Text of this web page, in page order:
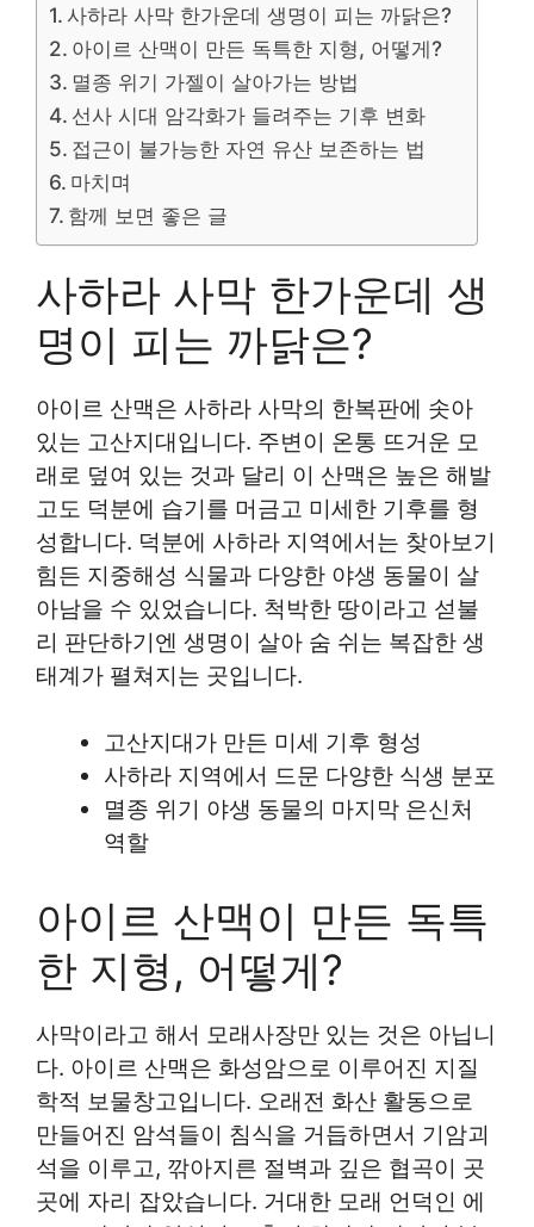
사하라 사막 한가운데 생명이 피는 까닭은?
아이르 산맥이 만든 독특한 지형, 어떻게?
멸종 위기 가젤이 살아가는 방법
선사 시대 암각화가 들려주는 기후 변화
접근이 불가능한 자연 유산 보존하는 법
마치며
함께 보면 좋은 글
사하라 사막 한가운데 생
명이 피는 까닭은?
아이르 산맥은 사하라 사막의 한복판에 솟아
있는 고산지대입니다. 주변이 온통 뜨거운 모
래로 덮여 있는 것과 달리 이 산맥은 높은 해발
고도 덕분에 습기를 머금고 미세한 기후를 형
성합니다. 덕분에 사하라 지역에서는 찾아보기
힘든 지중해성 식물과 다양한 야생 동물이 살
아남을 수 있었습니다. 척박한 땅이라고 섣불
리 판단하기엔 생명이 살아 숨 쉬는 복잡한 생
태계가 펼쳐지는 곳입니다.
고산지대가 만든 미세 기후 형성
사하라 지역에서 드문 다양한 식생 분포
멸종 위기 야생 동물의 마지막 은신처
역할
아이르 산맥이 만든 독특
한 지형, 어떻게?
사막이라고 해서 모래사장만 있는 것은 아닙니
다. 아이르 산맥은 화성암으로 이루어진 지질
학적 보물창고입니다. 오래전 화산 활동으로
만들어진 암석들이 침식을 거듭하면서 기암괴
석을 이루고, 깎아지른 절벽과 깊은 협곡이 곳
곳에 자리 잡았습니다. 거대한 모래 언덕인 에